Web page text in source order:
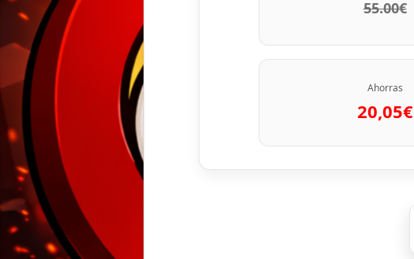
55.00€
Ahorras
20,05€